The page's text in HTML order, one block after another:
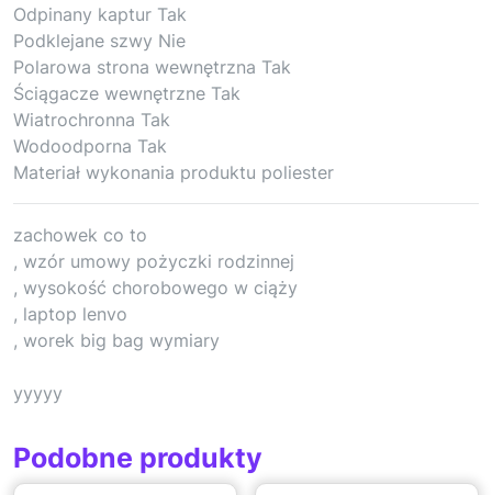
Odpinany kaptur Tak
Podklejane szwy Nie
Polarowa strona wewnętrzna Tak
Ściągacze wewnętrzne Tak
Wiatrochronna Tak
Wodoodporna Tak
Materiał wykonania produktu poliester
zachowek co to
, wzór umowy pożyczki rodzinnej
, wysokość chorobowego w ciąży
, laptop lenvo
, worek big bag wymiary
yyyyy
Podobne produkty